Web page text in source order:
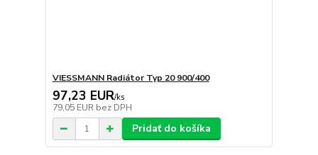
VIESSMANN Radiátor Typ 20 900/400
97,23 EUR/ks
79,05 EUR bez DPH
Pridať do košíka